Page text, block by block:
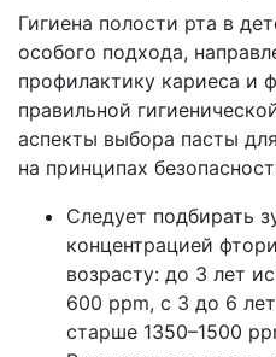
Гигиена полости рта в
особого подхода,
профилактику кариеса и
правильной
аспекты выбора пасты
на принципах
Следует подбирать
концентрацией
возрасту: до 3 лет
600 ppm, с 3 до 6
старше 1350–1500